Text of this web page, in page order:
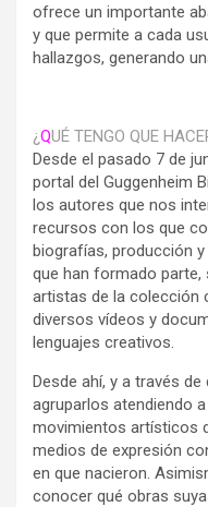
ofrece un importante
y que permite a cada
hallazgos, generando
¿QUÉ TENGO QUE
Desde el pasado 7 de
portal del Guggenheim
los autores que nos
recursos con los que
biografías, producción
que han formado
artistas de la colección
diversos vídeos y
lenguajes creativos.
Desde ahí, y a través
agruparlos atendiendo
movimientos artísticos
medios de expresión
en que nacieron.
conocer qué obras